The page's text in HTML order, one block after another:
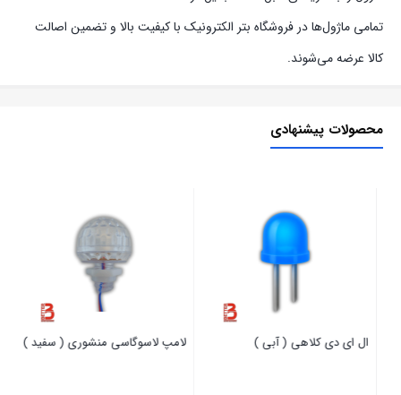
تمامی ماژول‌ها در فروشگاه بتر الکترونیک با کیفیت بالا و تضمین اصالت
کالا عرضه می‌شوند.
محصولات پیشنهادی
ال ای دی کلاهی ( آبی ) لامپ لاسوگاسی منشوری ( سفید )